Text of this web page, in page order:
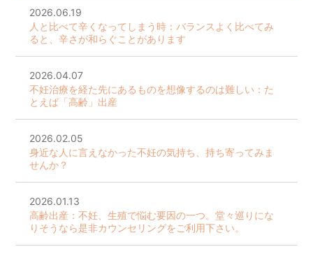
2026.06.19
人と比べて辛くなってしまう時：バランスよく比べてみ
ると、辛さが和らぐことがあります
2026.04.07
不妊治療を経た先にあるものを想像するのは難しい：た
とえば「高齢」出産
2026.02.05
身近な人に言えなかった不妊の気持ち、持ち寄ってみま
せんか？
2026.01.13
高齢出産：不妊、生殖で悩む要因の一つ。堂々巡りにな
りそうなら是非カウンセリングをご利用下さい。